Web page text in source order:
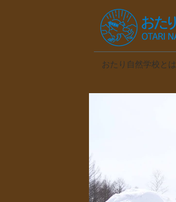
おたり自然学校とは